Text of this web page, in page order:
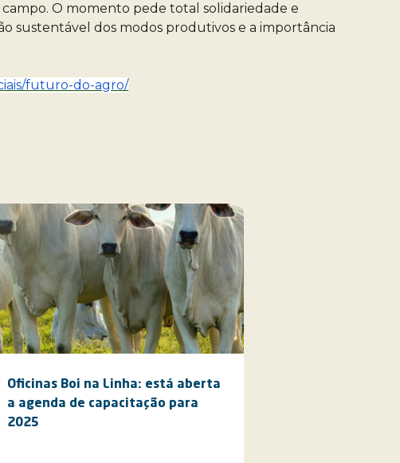
O momento pede total solidariedade e
sustentável dos modos produtivos e a importância
futuro-do-agro/
Oficinas Boi na Linha: está aberta
a agenda de capacitação para
2025